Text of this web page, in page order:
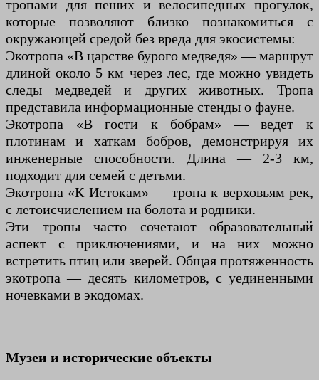
тропами для пеших и велосипедных прогулок,
которые позволяют близко познакомиться с
окружающей средой без вреда для экосистемы:
Экотропа «В царстве бурого медведя» — маршрут
длиной около 5 км через лес, где можно увидеть
следы медведей и других животных. Тропа
представила информационные стенды о фауне.
Экотропа «В гости к бобрам» — ведет к
плотинам и хаткам бобров, демонстрируя их
инженерные способности. Длина — 2-3 км,
подходит для семей с детьми.
Экотропа «К Истокам» — тропа к верховьям рек,
с летоисчислением на болота и родники.
Эти тропы часто сочетают образовательный
аспект с приключениями, и на них можно
встретить птиц или зверей. Общая протяженность
экотропа — десять километров, с уединенными
ночевками в экодомах.
Музеи и исторические объекты